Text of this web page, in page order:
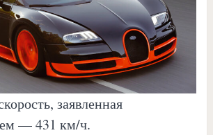
заявленная
— 431 км/ч.